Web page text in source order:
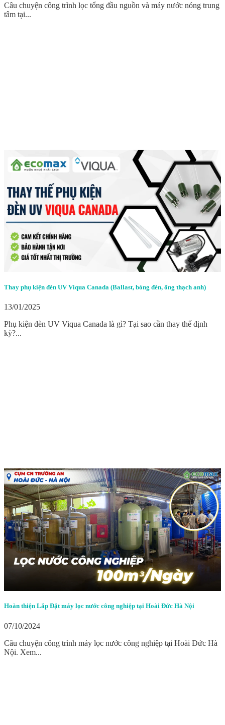
Câu chuyện công trình lọc tổng đầu nguồn và máy nước nóng trung
tâm tại...
Thay phụ kiện đèn UV Viqua Canada (Ballast, bóng đèn, ống thạch anh)
13/01/2025
Phụ kiện đèn UV Viqua Canada là gì? Tại sao cần thay thế định
kỳ?...
Hoàn thiện Lắp Đặt máy lọc nước công nghiệp tại Hoài Đức Hà Nội
07/10/2024
Câu chuyện công trình máy lọc nước công nghiệp tại Hoài Đức Hà
Nội. Xem...